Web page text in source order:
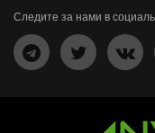
Следите за нами в